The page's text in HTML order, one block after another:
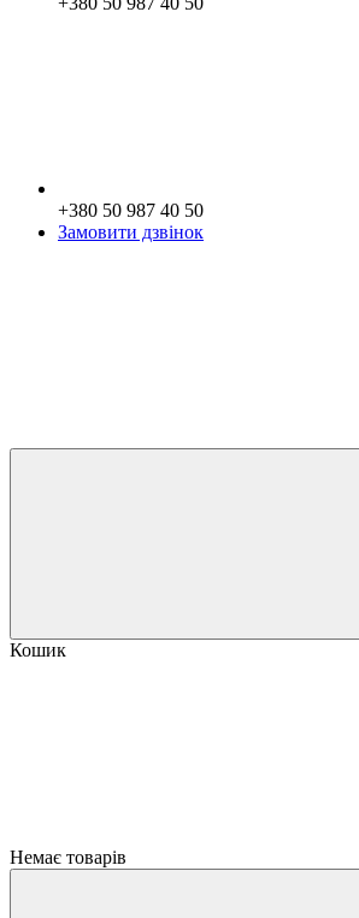
+380 50 987 40 50
Замовити дзвінок
Кошик
Немає товарів